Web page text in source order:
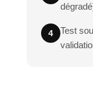
4
Test